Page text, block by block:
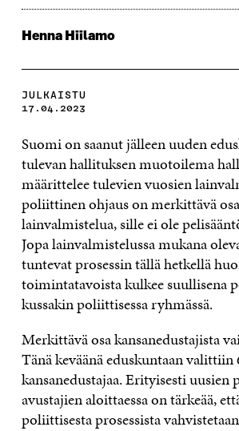
Henna Hiilamo
JULKAISTU
17.04.2023
Suomi on saanut jälleen uuden
tulevan hallituksen muotoilema
määrittelee tulevien vuosien
poliittinen ohjaus on merkittävä osa
lainvalmistelua, sille ei ole
Jopa lainvalmistelussa mukana
tuntevat prosessin tällä hetkellä
toimintatavoista kulkee suullisena
kussakin poliittisessa ryhmässä.
Merkittävä osa kansanedustajista
Tänä keväänä eduskuntaan valittiin
kansanedustajaa. Erityisesti uusien
avustajien aloittaessa on tärkeää,
poliittisesta prosessista